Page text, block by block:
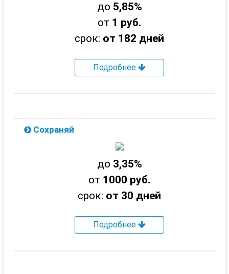
до 5,85%
от 1 руб.
срок: от 182 дней
Подробнее
Сохраняй
до 3,35%
от 1000 руб.
срок: от 30 дней
Подробнее